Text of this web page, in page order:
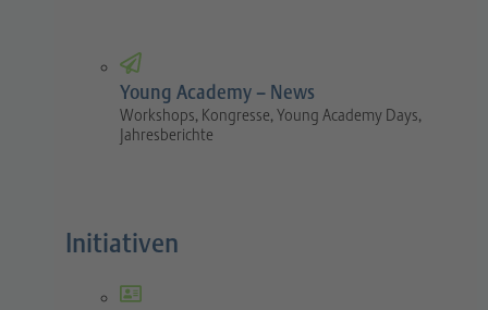
Young Academy – News
Workshops, Kongresse, Young Academy Days,
Jahresberichte
Initiativen